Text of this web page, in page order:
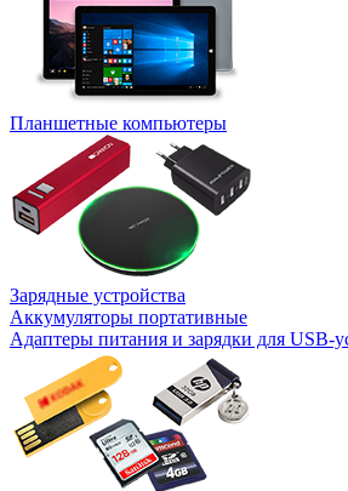
Планшетные компьютеры
Зарядные устройства
Аккумуляторы портативные
Адаптеры питания и зарядки для USB-